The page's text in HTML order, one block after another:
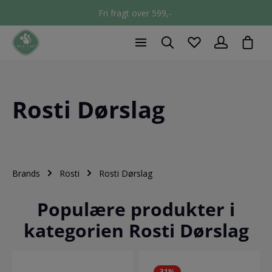
Fri fragt over 599,-
Rosti Dørslag
Brands Rosti Rosti Dørslag
Populære produkter i
kategorien Rosti Dørslag